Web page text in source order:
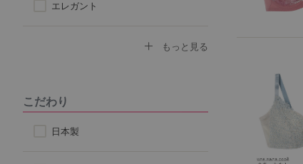
ストラップレス
エレガント
もっと見る
こだわり
日本製